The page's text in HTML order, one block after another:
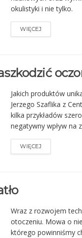
okulistyki i nie tylko.
WIĘCEJ
Jakich produktów
Jerzego Szaflika z
kilka przykładów
negatywny wpływ na
WIĘCEJ
Wraz z rozwojem
otoczeniu. Mowa o
którego powinniśmy